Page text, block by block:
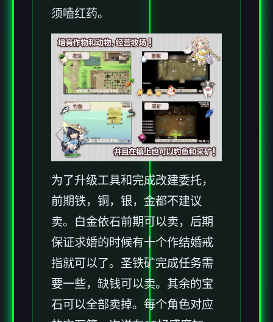
须嗑红药。
为了升级工具和完成改建委托，
前期铁，铜，银，金都不建议
卖。白金依石前期可以卖，后期
保证求婚的时候有十个作结婚戒
指就可以了。圣铁矿完成任务需
要一些，缺钱可以卖。其余的宝
石可以全部卖掉。每个角色对应